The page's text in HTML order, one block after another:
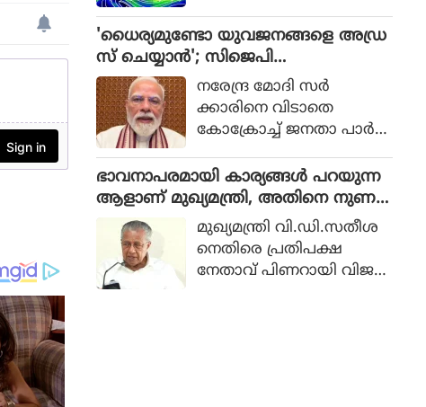
essure Area) രൂപപ്പെട്ടു.
കേരളത്തിൽ ഓഗസ്റ്റ് 12 വ
രെയുള്ള ദിവസങ്ങളിൽ
നേരിയതോ മിതമായതോ
ആയ മഴയ്ക്ക് സാധ്യത.
'ധൈര്യമുണ്ടോ യുവജനങ്ങളെ അഡ്ര
സ് ചെയ്യാൻ'; സിജെപി
വെല്ലുവിളിയിൽ വിറച്ച് മോദി സർ
ക്കാർ
നരേന്ദ്ര മോദി സർ
ക്കാരിനെ വിടാതെ
കോക്രോച്ച് ജനതാ പാർട്ടി.
നാട്ടിലെ യുവാക്കളെ അ
ഡ്രസ് ചെയ്യാൻ സിജെപി
മോദിയെ ക്ഷണിച്ചു.
യുവാക്കളെ ബാധിക്കുന്ന
വിഷയങ്ങളെ കുറിച്ച്
മോദി സംസാരിക്കണ
ഭാവനാപരമായി കാര്യങ്ങൾ പറയുന്ന
ആളാണ് മുഖ്യമന്ത്രി, അതിനെ നുണ
എന്നും വിളിക്കാം: പിണറായി വിജയൻ
മുഖ്യമന്ത്രി വി.ഡി.സതീശ
നെതിരെ പ്രതിപക്ഷ
നേതാവ് പിണറായി വിജയ